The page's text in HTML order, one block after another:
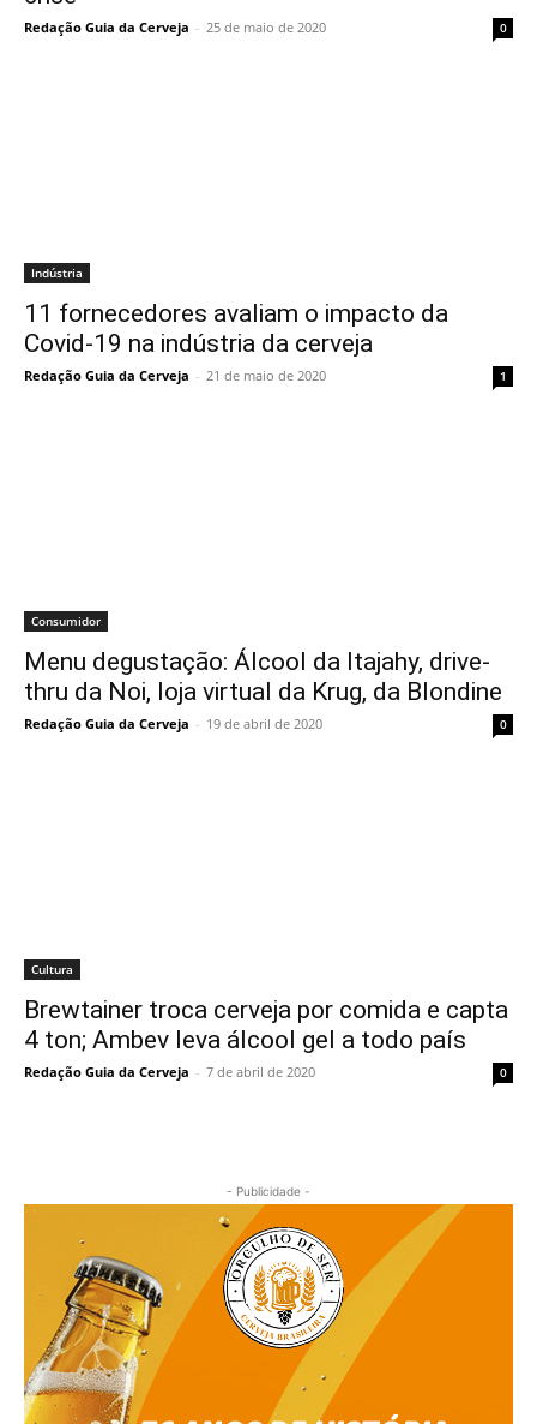
Redação Guia da Cerveja - 25 de maio de 2020 0
Indústria
11 fornecedores avaliam o impacto da
Covid-19 na indústria da cerveja
Redação Guia da Cerveja - 21 de maio de 2020 1
Consumidor
Menu degustação: Álcool da Itajahy, drive-
thru da Noi, loja virtual da Krug, da Blondine
Redação Guia da Cerveja - 19 de abril de 2020 0
Cultura
Brewtainer troca cerveja por comida e capta
4 ton; Ambev leva álcool gel a todo país
Redação Guia da Cerveja - 7 de abril de 2020 0
- Publicidade -